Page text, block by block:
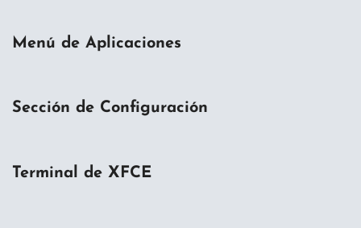
Menú de Aplicaciones
Sección de Configuración
Terminal de XFCE